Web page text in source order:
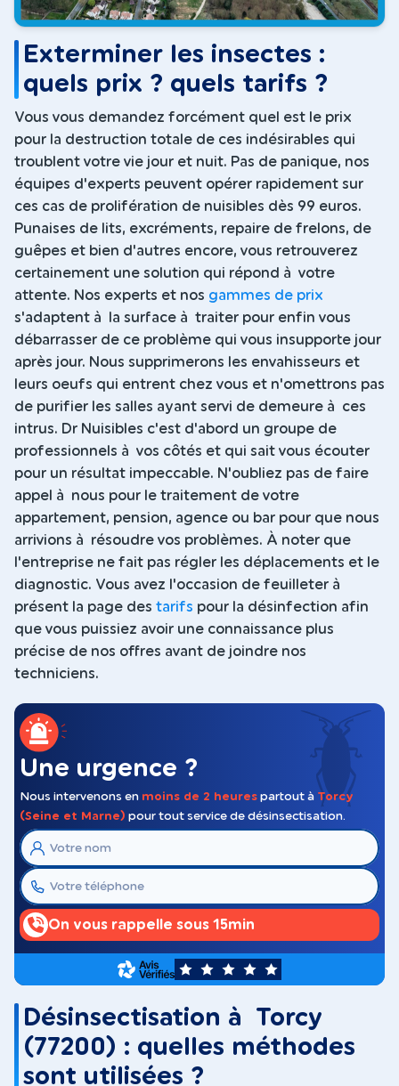
Exterminer les insectes :
quels prix ? quels tarifs ?
Vous vous demandez forcément quel est le prix
pour la destruction totale de ces indésirables qui
troublent votre vie jour et nuit. Pas de panique, nos
équipes d'experts peuvent opérer rapidement sur
ces cas de prolifération de nuisibles dès 99 euros.
Punaises de lits, excréments, repaire de frelons, de
guêpes et bien d'autres encore, vous retrouverez
certainement une solution qui répond à votre
attente. Nos experts et nos gammes de prix
s'adaptent à la surface à traiter pour enfin vous
débarrasser de ce problème qui vous insupporte jour
après jour. Nous supprimerons les envahisseurs et
leurs oeufs qui entrent chez vous et n'omettrons pas
de purifier les salles ayant servi de demeure à ces
intrus. Dr Nuisibles c'est d'abord un groupe de
professionnels à vos côtés et qui sait vous écouter
pour un résultat impeccable. N'oubliez pas de faire
appel à nous pour le traitement de votre
appartement, pension, agence ou bar pour que nous
arrivions à résoudre vos problèmes. À noter que
l'entreprise ne fait pas régler les déplacements et le
diagnostic. Vous avez l'occasion de feuilleter à
présent la page des tarifs pour la désinfection afin
que vous puissiez avoir une connaissance plus
précise de nos offres avant de joindre nos
techniciens.
Une urgence ?
Nous intervenons en moins de 2 heures partout à Torcy
(Seine et Marne) pour tout service de désinsectisation.
On vous rappelle sous 15min
5
Désinsectisation à Torcy
(77200) : quelles méthodes
sont utilisées ?